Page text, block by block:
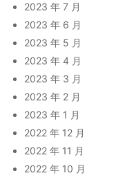
2023 年 7 月
2023 年 6 月
2023 年 5 月
2023 年 4 月
2023 年 3 月
2023 年 2 月
2023 年 1 月
2022 年 12 月
2022 年 11 月
2022 年 10 月